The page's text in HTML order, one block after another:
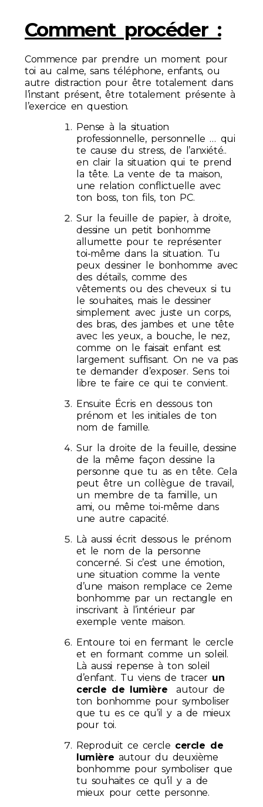
Comment procéder :
Commence par prendre un moment pour
toi au calme, sans téléphone, enfants, ou
autre distraction pour être totalement dans
l’instant présent, être totalement présente à
l’exercice en question.
Pense à la situation
professionnelle, personnelle … qui
te cause du stress, de l’anxiété..
en clair la situation qui te prend
la tête. La vente de ta maison,
une relation conflictuelle avec
ton boss, ton fils, ton PC.
Sur la feuille de papier, à droite,
dessine un petit bonhomme
allumette pour te représenter
toi-même dans la situation. Tu
peux dessiner le bonhomme avec
des détails, comme des
vêtements ou des cheveux si tu
le souhaites, mais le dessiner
simplement avec juste un corps,
des bras, des jambes et une tête
avec les yeux, a bouche, le nez,
comme on le faisait enfant est
largement suffisant. On ne va pas
te demander d’exposer. Sens toi
libre te faire ce qui te convient.
Ensuite Écris en dessous ton
prénom et les initiales de ton
nom de famille.
Sur la droite de la feuille, dessine
de la même façon dessine la
personne que tu as en tête. Cela
peut être un collègue de travail,
un membre de ta famille, un
ami, ou même toi-même dans
une autre capacité.
Là aussi écrit dessous le prénom
et le nom de la personne
concerné. Si c’est une émotion,
une situation comme la vente
d’une maison remplace ce 2eme
bonhomme par un rectangle en
inscrivant à l’intérieur par
exemple vente maison.
Entoure toi en fermant le cercle
et en formant comme un soleil.
Là aussi repense à ton soleil
d’enfant. Tu viens de tracer un
cercle de lumière autour de
ton bonhomme pour symboliser
que tu es ce qu’il y a de mieux
pour toi.
Reproduit ce cercle cercle de
lumière autour du deuxième
bonhomme pour symboliser que
tu souhaites ce qu’il y a de
mieux pour cette personne.